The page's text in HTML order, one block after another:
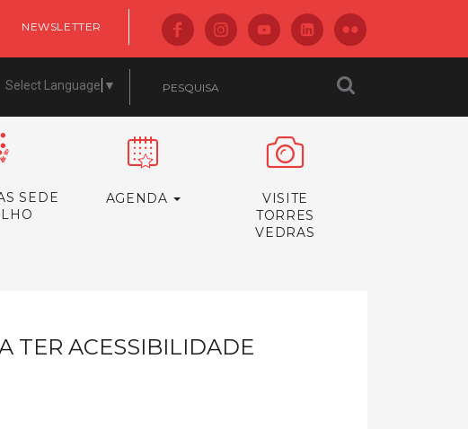
NEWSLETTER
Select Language ▼
SEDE
AGENDA
VISITE
TORRES
VEDRAS
TER ACESSIBILIDADE